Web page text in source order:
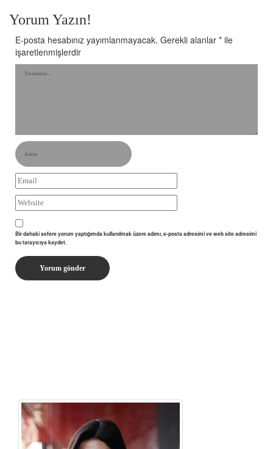
Yorum Yazın!
E-posta hesabınız yayımlanmayacak. Gerekli alanlar * ile
işaretlenmişlerdir
Bir dahaki sefere yorum yaptığımda kullanılmak üzere adımı, e-posta adresimi ve web site adresimi
bu tarayıcıya kaydet.